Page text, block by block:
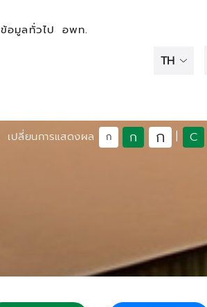
ข้อมูลทั่วไป อพท.
เปลี่ยนการแสดงผล ก ก ก C